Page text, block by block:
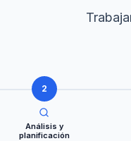
2
Análisis y
planificación